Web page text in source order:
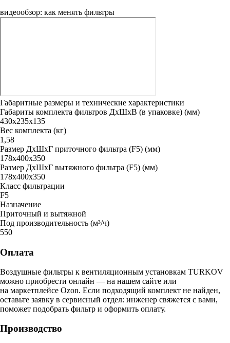
видеообзор: как менять фильтры
Габаритные размеры и технические характеристики
Габариты комплекта фильтров ДxШxВ (в упаковке) (мм)
430х235х135
Вес комплекта (кг)
1,58
Размер ДxШxГ приточного фильтра (F5) (мм)
178х400х350
Размер ДxШxГ вытяжного фильтра (F5) (мм)
178х400х350
Класс фильтрации
F5
Назначение
Приточный и вытяжной
Под производительность (м³/ч)
550
Оплата
Воздушные фильтры к вентиляционным установкам TURKOV
можно приобрести онлайн — на нашем сайте или
на маркетплейсе Ozon. Если подходящий комплект не найден,
оставьте заявку в сервисный отдел: инженер свяжется с вами,
поможет подобрать фильтр и оформить оплату.
Производство